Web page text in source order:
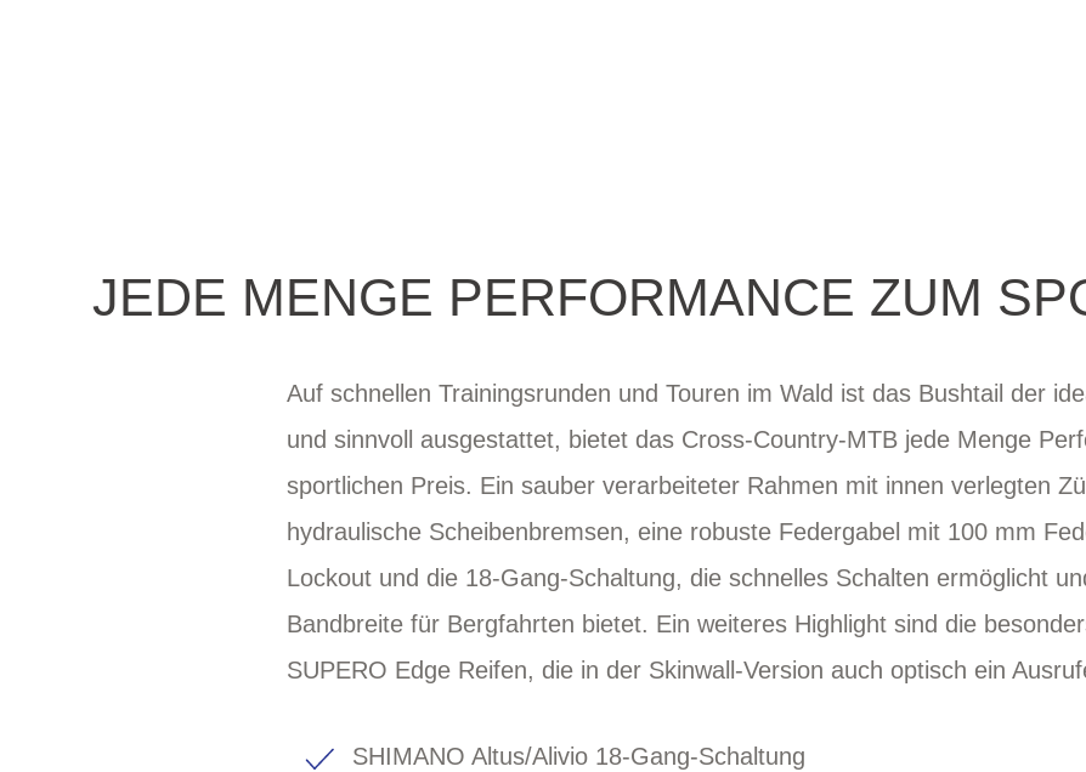
JEDE MENGE PERFORMANCE ZUM
Auf schnellen Trainingsrunden und Touren im Wald ist das Bushtail der
und sinnvoll ausgestattet, bietet das Cross-Country-MTB jede Menge
sportlichen Preis. Ein sauber verarbeiteter Rahmen mit innen verlegten
hydraulische Scheibenbremsen, eine robuste Federgabel mit 100 mm
Lockout und die 18-Gang-Schaltung, die schnelles Schalten ermöglicht
Bandbreite für Bergfahrten bietet. Ein weiteres Highlight sind die
SUPERO Edge Reifen, die in der Skinwall-Version auch optisch ein
SHIMANO Altus/Alivio 18-Gang-Schaltung